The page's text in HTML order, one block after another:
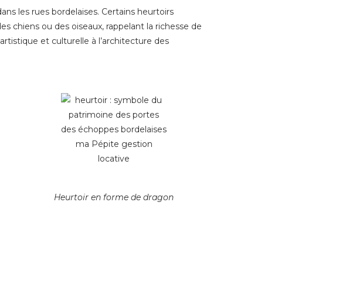
les rues bordelaises. Certains heurtoirs
chiens ou des oiseaux, rappelant la richesse de
et culturelle à l’architecture des
Heurtoir en forme de dragon